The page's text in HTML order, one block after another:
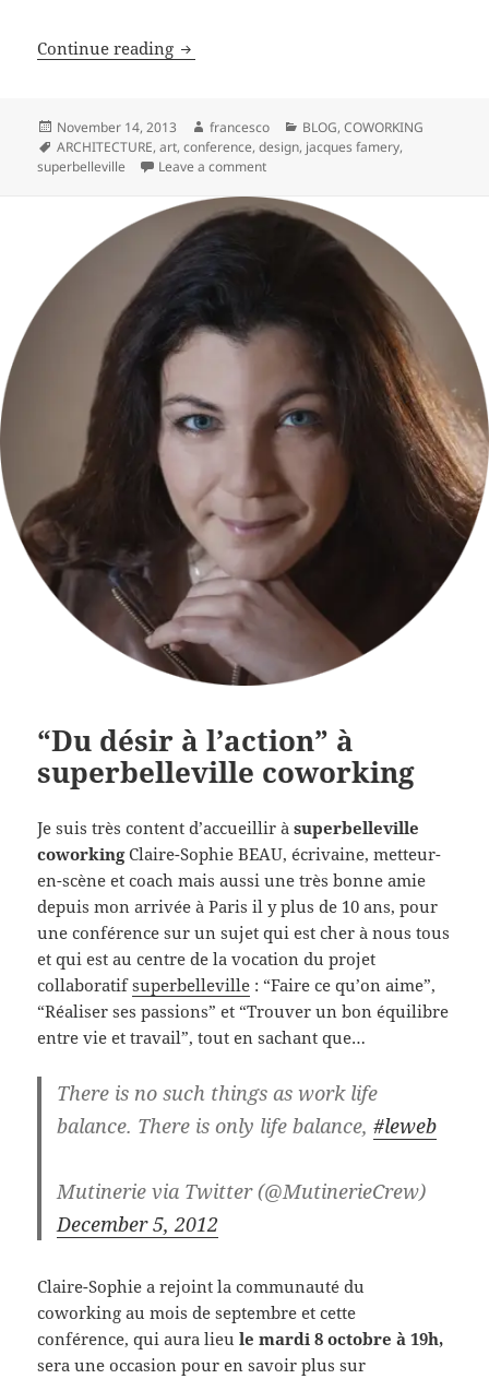
Continue reading Jacques Famery à superbelleville
Posted
on
November 14, 2013 Author
francesco Categories
BLOG,COWORKING
Tags
ARCHITECTURE,art,conference,design, jacques famery,
superbelleville
Leave a commenton Jacques Famery à superbelleville
“Du désir à l’action” à
superbelleville coworking
Je suis très content d’accueillir àsuperbelleville
coworkingClaire-Sophie BEAU, écrivaine, metteur-
en-scène et coach mais aussi une très bonne amie
depuis mon arrivée à Paris il y plus de 10 ans, pour
une conférence sur un sujet qui est cher à nous tous
et qui est au centre de la vocation du projet
collaboratifsuperbelleville : “Faire ce qu’on aime”,
“Réaliser ses passions” et “Trouver un bon équilibre
entre vie et travail”, tout en sachant que…
There is no such things as work life
balance. There is only life balance,#leweb
Mutinerie via Twitter (@MutinerieCrew)
December 5, 2012
Claire-Sophie a rejoint la communauté du
coworking au mois de septembre et cette
conférence, qui aura lieule mardi 8 octobre à 19h,
sera une occasion pour en savoir plus sur